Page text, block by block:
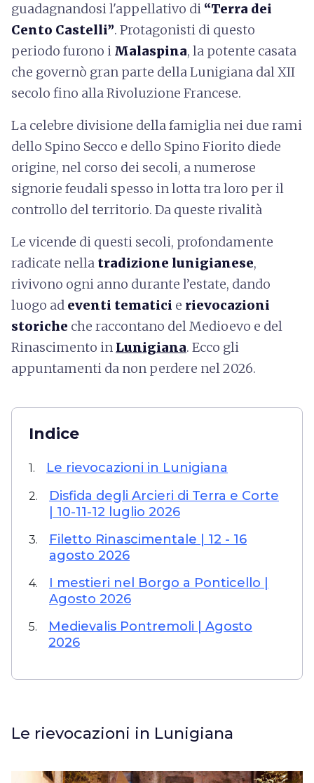
guadagnandosi l'appellativo di “Terra dei
Cento Castelli”. Protagonisti di questo
periodo furono i Malaspina, la potente casata
che governò gran parte della Lunigiana dal XII
secolo fino alla Rivoluzione Francese.
La celebre divisione della famiglia nei due rami
dello Spino Secco e dello Spino Fiorito diede
origine, nel corso dei secoli, a numerose
signorie feudali spesso in lotta tra loro per il
controllo del territorio. Da queste rivalità
Le vicende di questi secoli, profondamente
radicate nella tradizione lunigianese,
rivivono ogni anno durante l’estate, dando
luogo ad eventi tematici e rievocazioni
storiche che raccontano del Medioevo e del
Rinascimento in Lunigiana. Ecco gli
appuntamenti da non perdere nel 2026.
Indice
1. Le rievocazioni in Lunigiana
2.
Disfida degli Arcieri di Terra e Corte
| 10-11-12 luglio 2026
3.
Filetto Rinascimentale | 12 - 16
agosto 2026
4.
I mestieri nel Borgo a Ponticello |
Agosto 2026
5.
Medievalis Pontremoli | Agosto
2026
Le rievocazioni in Lunigiana